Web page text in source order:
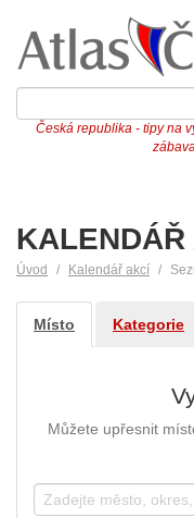
Česká republika - tipy na
KALENDÁŘ
Úvod Kalendář akcí
Místo Kategorie
Můžete upřesnit
Místo